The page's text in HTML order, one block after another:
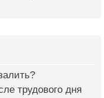
трудового дня